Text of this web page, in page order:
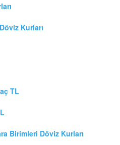
Kurları
TL
Birimleri Döviz Kurları